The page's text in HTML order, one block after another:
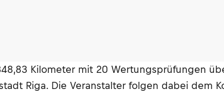
Kilometer mit 20 Wertungsprüfungen
Riga. Die Veranstalter folgen dabei dem